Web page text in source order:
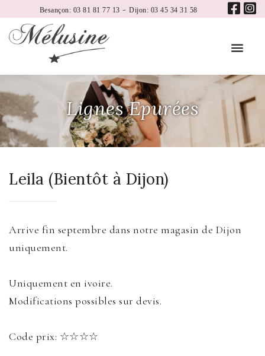
Besançon: 03 81 81 77 13 - Dijon: 03 45 34 31 58
Lignes Epurées
Leila (Bientôt à Dijon)
Arrive fin septembre dans notre magasin de Dijon
uniquement.
Uniquement en ivoire.
Modifications possibles sur devis.
Code prix: ☆☆☆☆